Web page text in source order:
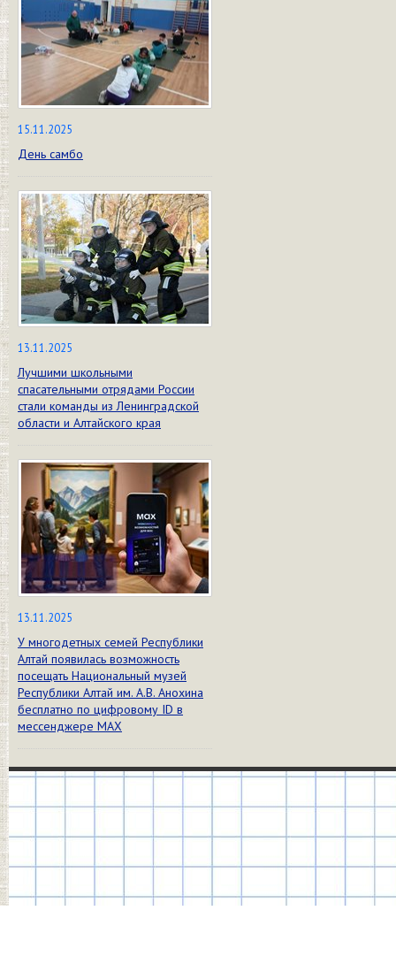
15.11.2025
День самбо
13.11.2025
Лучшими школьными
спасательными отрядами России
стали команды из Ленинградской
области и Алтайского края
13.11.2025
У многодетных семей Республики
Алтай появилась возможность
посещать Национальный музей
Республики Алтай им. А.В. Анохина
бесплатно по цифровому ID в
мессенджере МАХ